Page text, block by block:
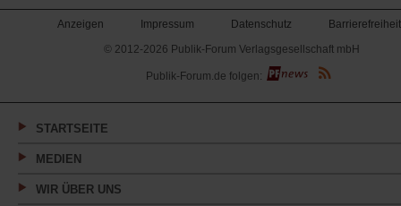
Anzeigen Impressum Datenschutz
Barrierefreiheit
© 2012-2026 Publik-Forum Verlagsgesellschaft mbH
(Öffnet
in
neuen
Publik-Forum.de folgen:
STARTSEITE
MEDIEN
WIR ÜBER UNS